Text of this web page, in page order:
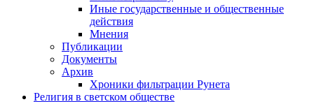
Иные государственные и общественные
действия
Мнения
Публикации
Документы
Архив
Хроники фильтрации Рунета
Религия в светском обществе